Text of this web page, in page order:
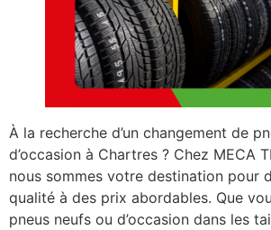
À la recherche d’un changement de
d’occasion à Chartres ? Chez MECA
nous sommes votre destination pour
qualité à des prix abordables. Que
pneus neufs ou d’occasion dans les